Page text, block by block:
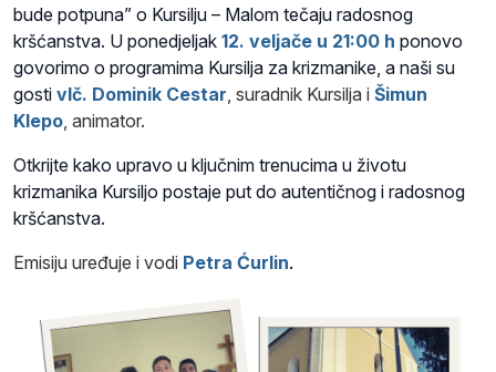
bude potpuna” o Kursilju – Malom tečaju radosnog
kršćanstva. U ponedjeljak 12. veljače u 21:00 h ponovo
govorimo o programima Kursilja za krizmanike, a naši su
gosti vlč. Dominik Cestar , suradnik Kursilja i Šimun
Klepo , animator.
Otkrijte kako upravo u ključnim trenucima u životu
krizmanika Kursiljo postaje put do autentičnog i radosnog
kršćanstva.
Emisiju uređuje i vodi Petra Ćurlin.